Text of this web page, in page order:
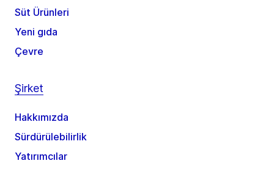
Süt Ürünleri
Yeni gıda
Çevre
Şirket
Hakkımızda
Sürdürülebilirlik
Yatırımcılar